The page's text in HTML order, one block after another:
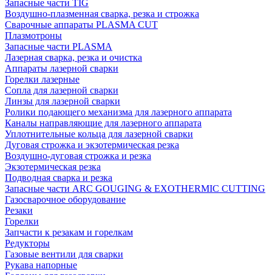
Запасные части TIG
Воздушно-плазменная сварка, резка и строжка
Сварочные аппараты PLASMA CUT
Плазмотроны
Запасные части PLASMA
Лазерная сварка, резка и очистка
Аппараты лазерной сварки
Горелки лазерные
Сопла для лазерной сварки
Линзы для лазерной сварки
Ролики подающего механизма для лазерного аппарата
Каналы направляющие для лазерного аппарата
Уплотнительные кольца для лазерной сварки
Дуговая строжка и экзотермическая резка
Воздушно-дуговая строжка и резка
Экзотермическая резка
Подводная сварка и резка
Запасные части ARC GOUGING & EXOTHERMIC CUTTING
Газосварочное оборудование
Резаки
Горелки
Запчасти к резакам и горелкам
Редукторы
Газовые вентили для сварки
Рукава напорные